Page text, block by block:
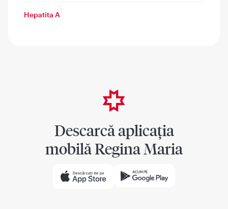
Hepatita A
Descarcă aplicația
mobilă Regina Maria